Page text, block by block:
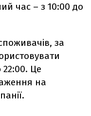
час – з 10:00 до
за
22:00. Це
на